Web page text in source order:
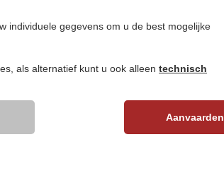
PRODUCTVRAGEN
stellen
individuele gegevens om u de best mogelijke
als alternatief kunt u ook alleen technisch
Aanvaarden